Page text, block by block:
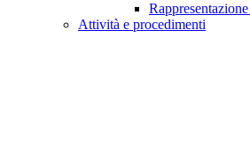
Attività e procedimenti